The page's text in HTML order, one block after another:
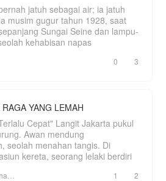
jatuh sebagai air; ia jatuh
musim gugur tahun 1928, saat
Sungai Seine dan lampu-
kehabisan napas
0 3
YANG LEMAH
Langit Jakarta pukul
Awan mendung
seolah menahan tangis. Di
kereta, seorang lelaki berdiri
1 2